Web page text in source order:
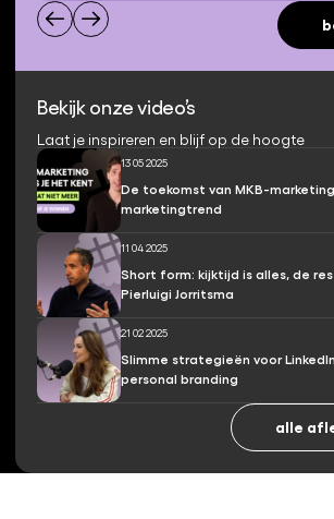
Bekijk onze video’s
Laat je inspireren en blijf op de hoogte
13 05 2025
De toekomst van MKB-
marketingtrend
11 04 2025
Short form: kijktijd is alles, de
Pierluigi Jorritsma
21 02 2025
Slimme strategieën voor
personal branding
alle